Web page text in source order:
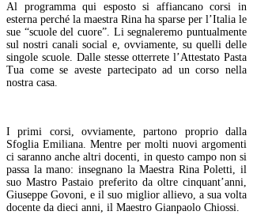
Al programma qui esposto si affiancanocorsi in
esterna perché la maestra Rina ha sparse per l’Italia le
sue “scuole del cuore”. Li segnaleremo puntualmente
sul nostri canali social e, ovviamente, su quelli delle
singole scuole. Dalle stesse otterrete l’Attestato Pasta
Tua come se aveste partecipato ad un corso nella
nostra casa.
I primi corsi, ovviamente, partono proprio dalla
Sfoglia Emiliana. Mentre per molti nuovi argomenti
ci saranno anche altri docenti, in questo campo non si
passa la mano: insegnano la Maestra Rina Poletti, il
suo Mastro Pastaio preferito da oltre cinquant’anni,
Giuseppe Govoni, e il suo miglior allievo, a sua volta
docente da dieci anni, il Maestro Gianpaolo Chiossi.